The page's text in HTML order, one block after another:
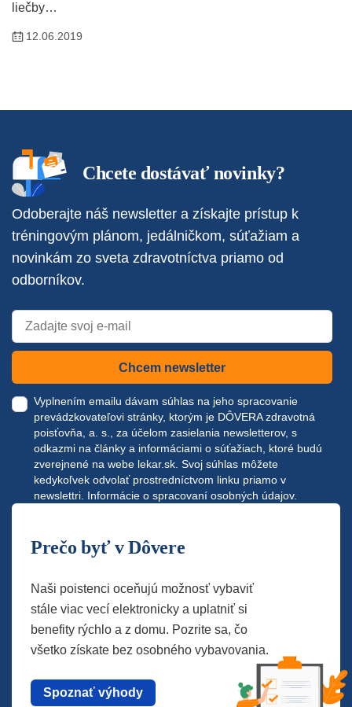
liečby…
12.06.2019
Chcete dostávať novinky?
Odoberajte náš newsletter a získajte prístup k
tréningovým plánom, jedálničkom, súťažiam a
novinkám zo sveta zdravotníctva priamo od
odborníkov.
Chcem newsletter
Vyplnením emailu dávam súhlas na jeho spracovanie
prevádzkovateľovi stránky, ktorým je DÔVERA zdravotná
poisťovňa, a. s., za účelom zasielania newsletterov, s
odkazmi na články a informáciami o súťažiach, ktoré budú
zverejnené na webe lekar.sk . Svoj súhlas môžete
kedykoľvek odvolať prostredníctvom linku priamo v
newslettri. Informácie o spracovaní osobných údajov.
Prečo byť v Dôvere
Naši poistenci oceňujú možnosť vybaviť
stále viac vecí elektronicky a uplatniť si
benefity rýchlo a z domu. Pozrite sa, čo
všetko získate bez osobného vybavovania.
Spoznať výhody